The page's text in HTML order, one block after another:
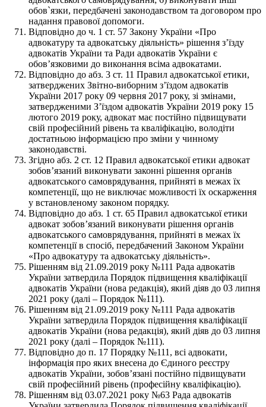
обов`язки, передбачені законодавством та договором про
надання правової допомоги.
Відповідно до ч. 1 ст. 57 Закону України «Про
адвокатуру та адвокатську діяльність» рішення з’їзду
адвокатів України та Ради адвокатів України є
обов’язковими до виконання всіма адвокатами.
Відповідно до абз. 3 ст. 11 Правил адвокатської етики,
затверджених Звітно-виборним з’їздом адвокатів
України 2017 року 09 червня 2017 року, зі змінами,
затвердженими З’їздом адвокатів України 2019 року 15
лютого 2019 року, адвокат має постійно підвищувати
свій професійний рівень та кваліфікацію, володіти
достатньою інформацією про зміни у чинному
законодавстві.
Згідно абз. 2 ст. 12 Правил адвокатської етики адвокат
зобов’язаний виконувати законні рішення органів
адвокатського самоврядування, прийняті в межах їх
компетенції, що не виключає можливості їх оскарження
у встановленому законом порядку.
Відповідно до абз. 1 ст. 65 Правил адвокатської етики
адвокат зобов’язаний виконувати рішення органів
адвокатського самоврядування, прийняті в межах їх
компетенції в спосіб, передбачений Законом України
«Про адвокатуру та адвокатську діяльність».
Рішенням від 21.09.2019 року №111 Рада адвокатів
України затвердила Порядок підвищення кваліфікації
адвокатів України (нова редакція), який діяв до 03 липня
2021 року (далі – Порядок №111).
Рішенням від 21.09.2019 року №111 Рада адвокатів
України затвердила Порядок підвищення кваліфікації
адвокатів України (нова редакція), який діяв до 03 липня
2021 року (далі – Порядок №111).
Відповідно до п. 17 Порядку №111, всі адвокати,
інформація про яких внесена до Єдиного реєстру
адвокатів України, зобов’язані постійно підвищувати
свій професійний рівень (професійну кваліфікацію).
Рішенням від 03.07.2021 року №63 Рада адвокатів